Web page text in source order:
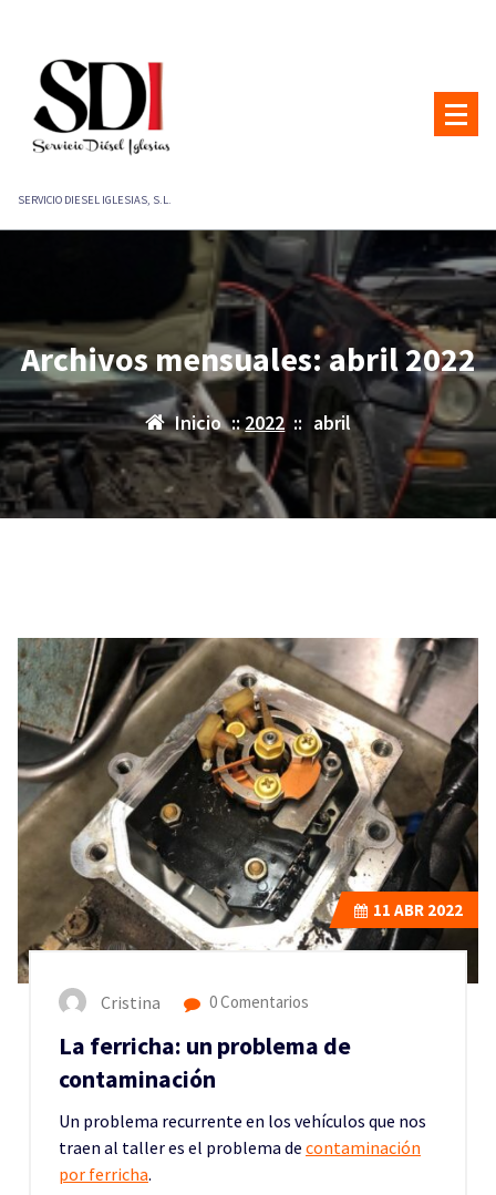
contenido
SERVICIO DIESEL IGLESIAS, S.L.
Archivos mensuales: abril 2022
Inicio ::2022:: abril
11 ABR 2022
Cristina 0 Comentarios
La ferricha: un problema de
contaminación
Un problema recurrente en los vehículos que nos
traen al taller es el problema de contaminación
por ferricha.